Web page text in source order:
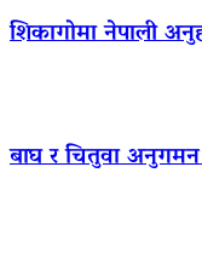
शिकागोमा नेपाली
बाघ र चितुवा